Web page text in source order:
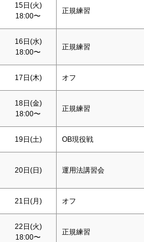
15日(火)
18:00〜
正規練習
16日(水)
18:00〜
正規練習
17日(木) オフ
18日(金)
18:00〜
正規練習
19日(土) OB現役戦
20日(日) 運用法講習会
21日(月) オフ
22日(火)
18:00〜
正規練習